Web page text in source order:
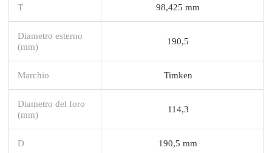
T 98,425 mm
Diametro esterno
(mm)
190,5
Marchio Timken
Diametro del foro
(mm)
114,3
D 190,5 mm